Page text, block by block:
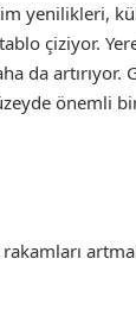
yenilikleri,
çiziyor.
da artırıyor.
önemli bir
rakamları